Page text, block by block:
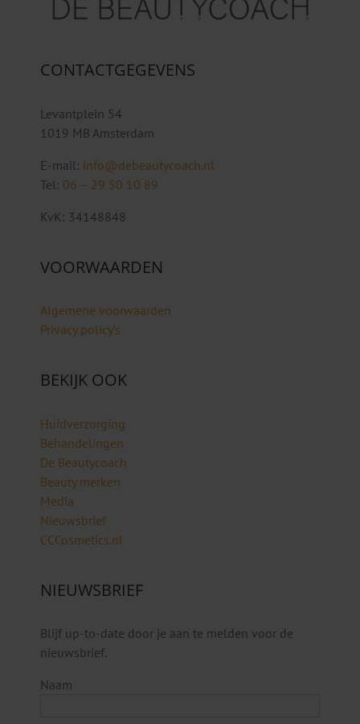
CONTACTGEGEVENS
Levantplein 54
1019 MB Amsterdam
E-mail: info@debeautycoach.nl
Tel: 06 – 29 50 10 89
KvK: 34148848
VOORWAARDEN
Algemene voorwaarden
Privacy policy’s
BEKIJK OOK
Huidverzorging
Behandelingen
De Beautycoach
Beauty merken
Media
Nieuwsbrief
CCCosmetics.nl
NIEUWSBRIEF
Blijf up-to-date door je aan te melden voor de
nieuwsbrief.
Naam